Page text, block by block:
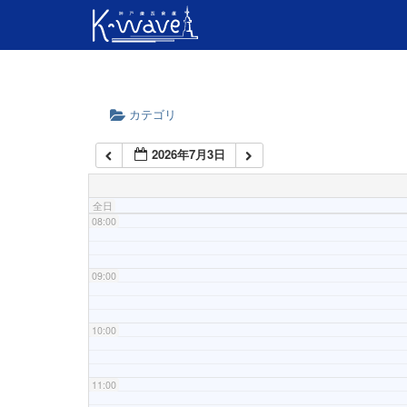
カテゴリ
2026年7月3日
全日
06:00
07:00
08:00
09:00
10:00
11:00